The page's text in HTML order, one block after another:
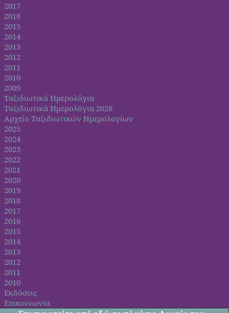
2017
2016
2015
2014
2013
2012
2011
2010
2009
Ταξιδιωτικά Ημερολόγια
Ταξιδιωτικά Ημερολόγια 2026
Αρχείο Ταξιδιωτικών Ημερολογίων
2025
2024
2023
2022
2021
2020
2019
2018
2017
2016
2015
2014
2013
2012
2011
2010
Εκδόσεις
Επικοινωνία